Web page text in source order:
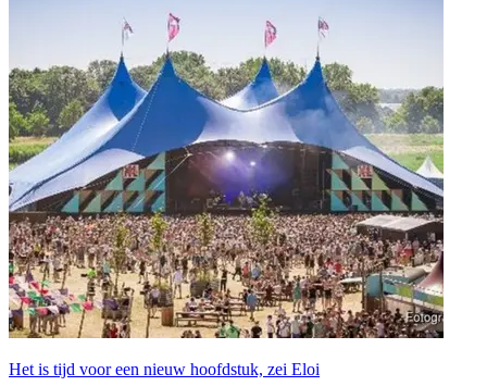
Het is tijd voor een nieuw hoofdstuk, zei Eloi